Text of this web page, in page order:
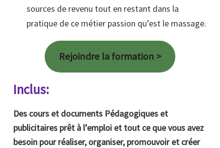
sources de revenu tout en restant dans la
pratique de ce métier passion qu’est le massage.
Rejoindre la formation >
Inclus:
Des cours et documents Pédagogiques et
publicitaires prêt à l’emploi et tout ce que vous avez
besoin pour réaliser, organiser, promouvoir et créer